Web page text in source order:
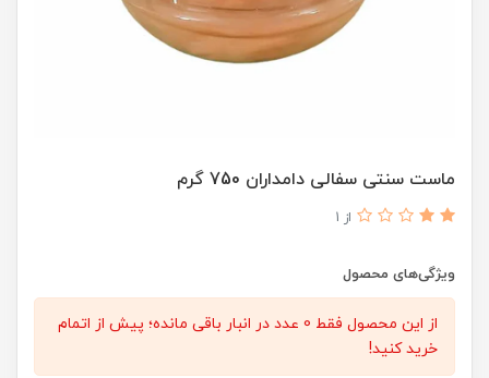
ماست سنتی سفالی دامداران 750 گرم
از 1
ویژگی‌های محصول
از این محصول فقط 0 عدد در انبار باقی مانده؛ پیش از اتمام
خرید کنید!